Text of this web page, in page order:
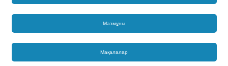
Мазмұны
Мақалалар